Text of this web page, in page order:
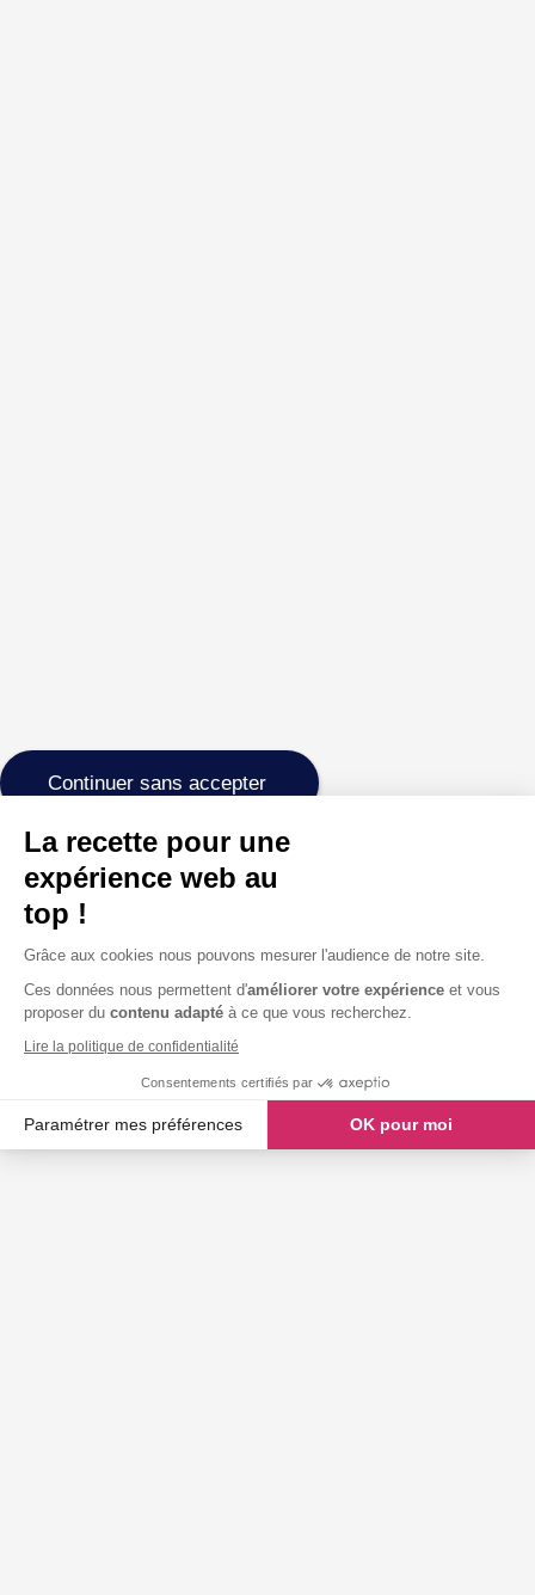
Continuer sans accepter
La recette pour une
expérience web au
top !
Grâce aux cookies nous pouvons mesurer l'audience de notre site.
Ces données nous permettent d'améliorer votre expérience et vous
proposer du contenu adapté à ce que vous recherchez.
Lire la politique de confidentialité
Consentements certifiés par
Paramétrer mes préférences OK pour moi